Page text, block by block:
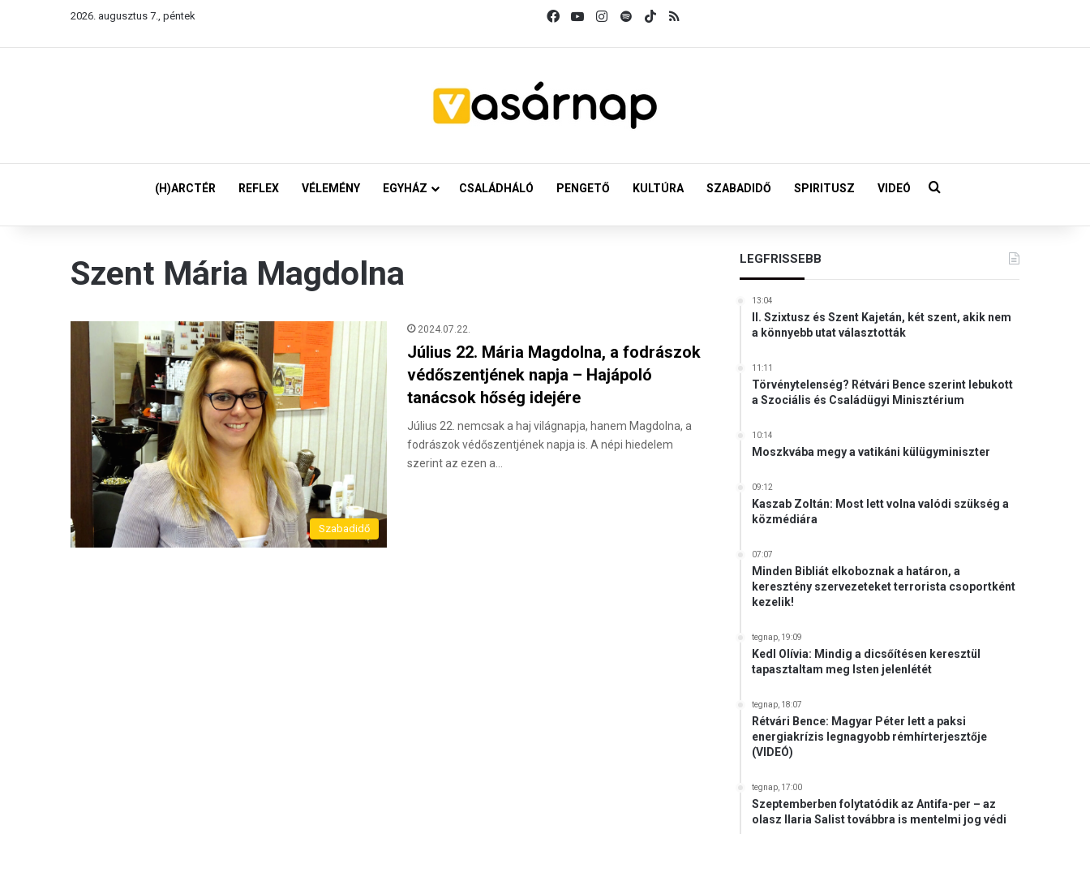
2026. augusztus 7., péntek FacebookYouTubeInstagram
SpotifyTikTok
(H)ARCTÉR REFLEX VÉLEMÉNY EGYHÁZ CSALÁDHÁLÓ PENGETŐ KULTÚRA SZABADIDŐ SPIRITUSZ VIDEÓ Keresés:
Szent Mária Magdolna
Szabadidő
2024.07.22.
Július 22. Mária Magdolna, a fodrászok
védőszentjének napja – Hajápoló
tanácsok hőség idejére
Július 22. nemcsak a haj világnapja, hanem Magdolna, a
fodrászok védőszentjének napja is. A népi hiedelem
szerint az ezen a…
LEGFRISSEBB
13:04
II. Szixtusz és Szent Kajetán, két szent, akik nem
a könnyebb utat választották
11:11
Törvénytelenség? Rétvári Bence szerint lebukott
a Szociális és Családügyi Minisztérium
10:14
Moszkvába megy a vatikáni külügyminiszter
09:12
Kaszab Zoltán: Most lett volna valódi szükség a
közmédiára
07:07
Minden Bibliát elkoboznak a határon, a
keresztény szervezeteket terrorista csoportként
kezelik!
tegnap, 19:09
Kedl Olívia: Mindig a dicsőítésen keresztül
tapasztaltam meg Isten jelenlétét
tegnap, 18:07
Rétvári Bence: Magyar Péter lett a paksi
energiakrízis legnagyobb rémhírterjesztője
(VIDEÓ)
tegnap, 17:00
Szeptemberben folytatódik az Antifa-per – az
olasz Ilaria Salist továbbra is mentelmi jog védi